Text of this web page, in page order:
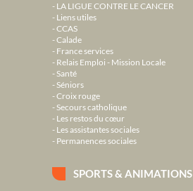
LA LIGUE CONTRE LE CANCER
Liens utiles
CCAS
Calade
France services
Relais Emploi - Mission Locale
Santé
Séniors
Croix rouge
Secours catholique
Les restos du cœur
Les assistantes sociales
Permanences sociales
SPORTS & ANIMATIONS